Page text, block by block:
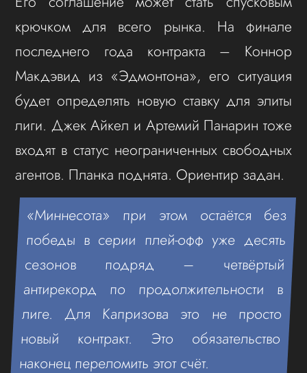
крючком для всего рынка. На финале
последнего года контракта – Коннор
Макдэвид из «Эдмонтона», его ситуация
будет определять новую ставку для элиты
лиги. Джек Айкел и Артемий Панарин тоже
входят в статус неограниченных свободных
агентов. Планка поднята. Ориентир задан.
«Миннесота» при этом остаётся без
победы в серии плей-офф уже десять
сезонов подряд – четвёртый
антирекорд по продолжительности в
лиге. Для Капризова это не просто
новый контракт. Это обязательство
наконец переломить этот счёт.